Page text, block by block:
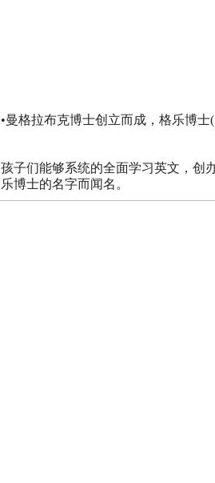
格拉布克博士创立而成，格乐博
子们能够系统的全面学习英文，
博士的名字而闻名。